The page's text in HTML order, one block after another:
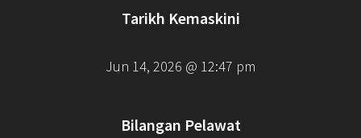
Tarikh Kemaskini
Jun 14, 2026 @ 12:47 pm
Bilangan Pelawat